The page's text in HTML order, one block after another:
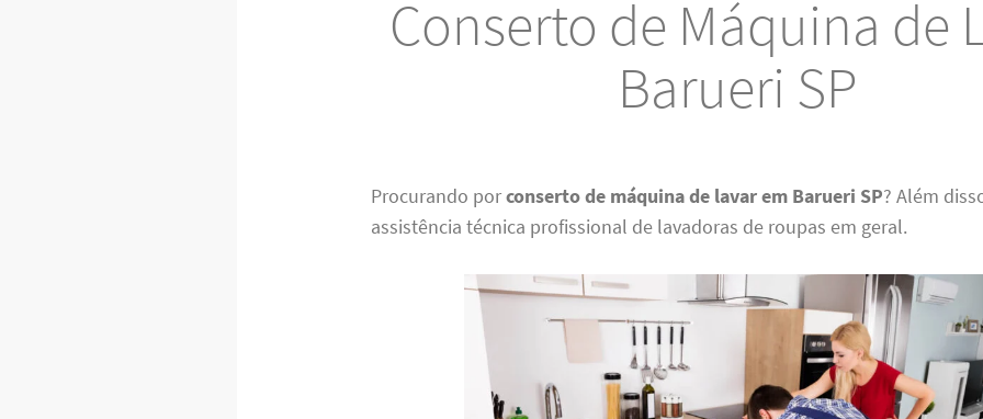
Conserto de Máquina de
Barueri SP
Procurando porconserto de máquina de lavar em Barueri SP? Além
assistência técnica profissional de lavadoras de roupas em geral.